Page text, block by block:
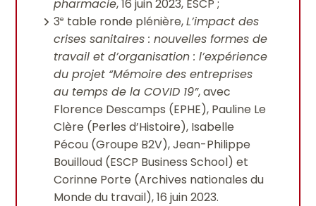
pharmacie, 16 juin 2023, ESCP ;
3e table ronde plénière,L’impact des
crises sanitaires : nouvelles formes de
travail et d’organisation : l’expérience
du projet “Mémoire des entreprises
au temps de la COVID 19”, avec
Florence Descamps (EPHE), Pauline Le
Clère (Perles d’Histoire), Isabelle
Pécou (Groupe B2V), Jean-Philippe
Bouilloud (ESCP Business School) et
Corinne Porte (Archives nationales du
Monde du travail), 16 juin 2023.